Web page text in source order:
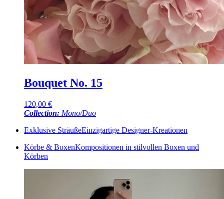
Bouquet No. 15
120,00 €
Collection: Mono/Duo
Exklusive SträußeEinzigartige Designer-Kreationen
Körbe & BoxenKompositionen in stilvollen Boxen und
Körben